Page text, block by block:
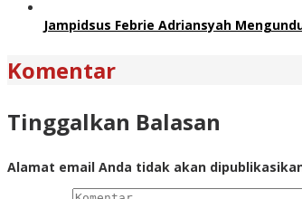
Jampidsus Febrie Adriansyah
Komentar
Tinggalkan Balasan
Alamat email Anda tidak akan